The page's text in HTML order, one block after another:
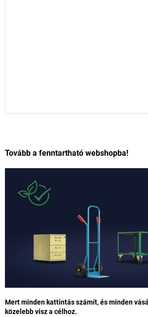
Tovább a fenntartható webshopba!
Mert minden kattintás számít, és minden
közelebb visz a célhoz.